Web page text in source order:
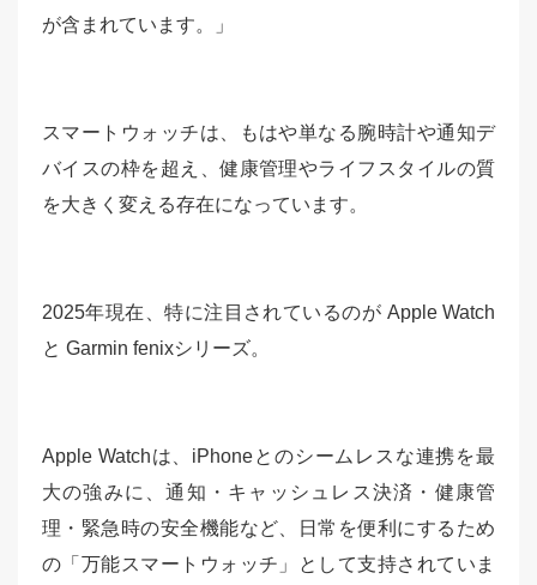
が含まれています。」
スマートウォッチは、もはや単なる腕時計や通知デ
バイスの枠を超え、健康管理やライフスタイルの質
を大きく変える存在になっています。
2025年現在、特に注目されているのが Apple Watch
と Garmin fenixシリーズ。
Apple Watchは、iPhoneとのシームレスな連携を最
大の強みに、通知・キャッシュレス決済・健康管
理・緊急時の安全機能など、日常を便利にするため
の「万能スマートウォッチ」として支持されていま